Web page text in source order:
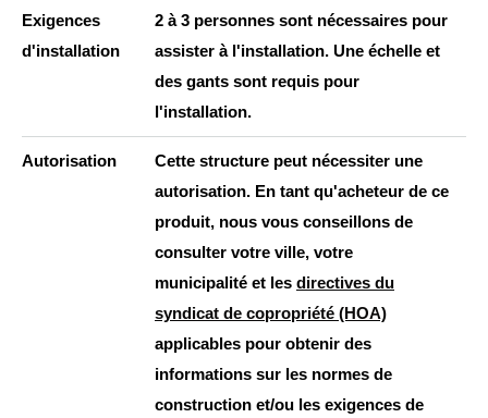
Exigences
d'installation
2 à 3 personnes sont nécessaires pour
assister à l'installation. Une échelle et
des gants sont requis pour
l'installation.
Autorisation
Cette structure peut nécessiter une
autorisation. En tant qu'acheteur de ce
produit, nous vous conseillons de
consulter votre ville, votre
municipalité et les directives du
syndicat de copropriété (HOA)
applicables pour obtenir des
informations sur les normes de
construction et/ou les exigences de